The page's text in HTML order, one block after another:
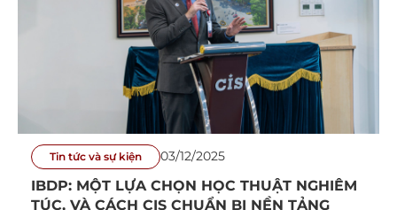
Tin tức và sự kiện 03/12/2025
IBDP: MỘT LỰA CHỌN HỌC THUẬT NGHIÊM
TÚC, VÀ CÁCH CIS CHUẨN BỊ NỀN TẢNG